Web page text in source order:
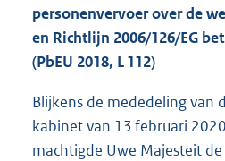
personenvervoer over de
en Richtlijn 2006/126/EG
(PbEU 2018, L 112)
Blijkens de mededeling van
kabinet van 13 februari
machtigde Uwe Majesteit